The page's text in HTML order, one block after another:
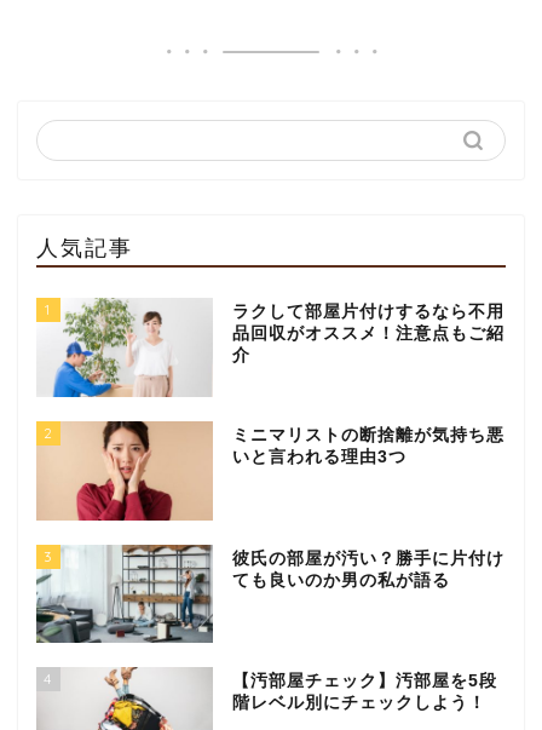
人気記事
1
ラクして部屋片付けするなら不用
品回収がオススメ！注意点もご紹
介
2
ミニマリストの断捨離が気持ち悪
いと言われる理由3つ
3
彼氏の部屋が汚い？勝手に片付け
ても良いのか男の私が語る
4
【汚部屋チェック】汚部屋を5段
階レベル別にチェックしよう！